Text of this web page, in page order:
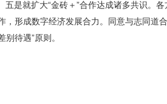
五是就扩大“金砖＋”合作达成诸多共识。
，形成数字经济发展合力。同意与志同道
别待遇”原则。